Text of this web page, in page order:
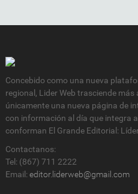
Concebido como una nueva
regional, Lider Web trasciende
únicamente una nueva página de
con información al día que integra
conforman El Grande Editorial:
Contactanos:
Tel: (867) 711 2222
Email: editor.liderweb@gmail.com